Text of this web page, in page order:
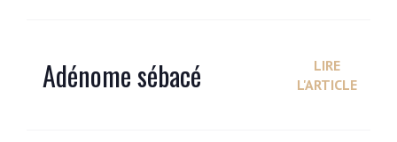
Adénome sébacé
LIRE
L'ARTICLE